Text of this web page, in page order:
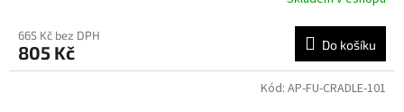
665 Kč bez DPH
805 Kč Do košíku
Kód: AP-FU-CRADLE-101